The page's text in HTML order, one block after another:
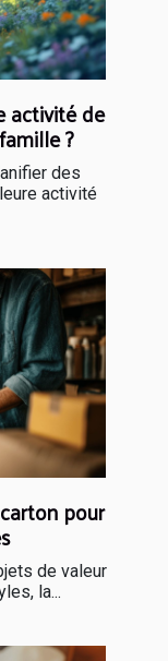
activité de
?
des
activité
pour
de valeur
la...